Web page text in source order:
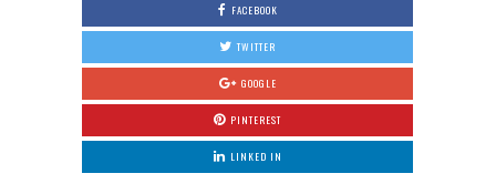
FACEBOOK
TWITTER
GOOGLE
PINTEREST
LINKED IN